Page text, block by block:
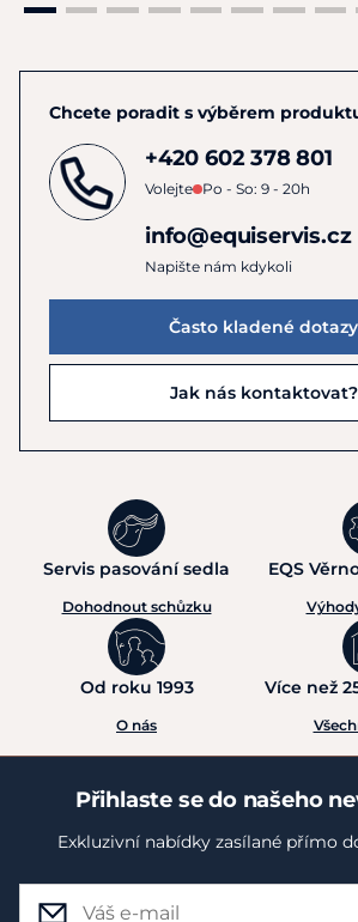
Velikosti: 12,5, 13,5 cm
Tloušťka:16 mm
Chcete poradit s výběrem
+420 602 378 801
Volejte Po - So: 9 - 20h
info@equiservis.cz
Napište nám kdykoli
Často kladené dotazy
Jak nás kontaktovat?
Servis pasování sedla
Dohodnout schůzku
EQS
Od roku 1993
O nás
Více než
Přihlaste se do našeho
Exkluzivní nabídky zasílané přímo